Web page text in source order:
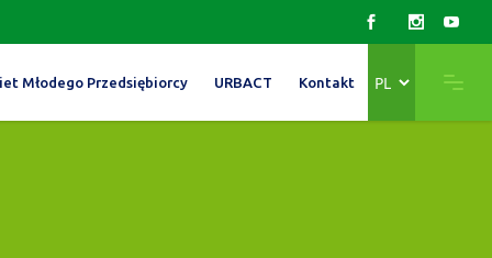
Młodego Przedsiębiorcy URBACT Kontakt
język